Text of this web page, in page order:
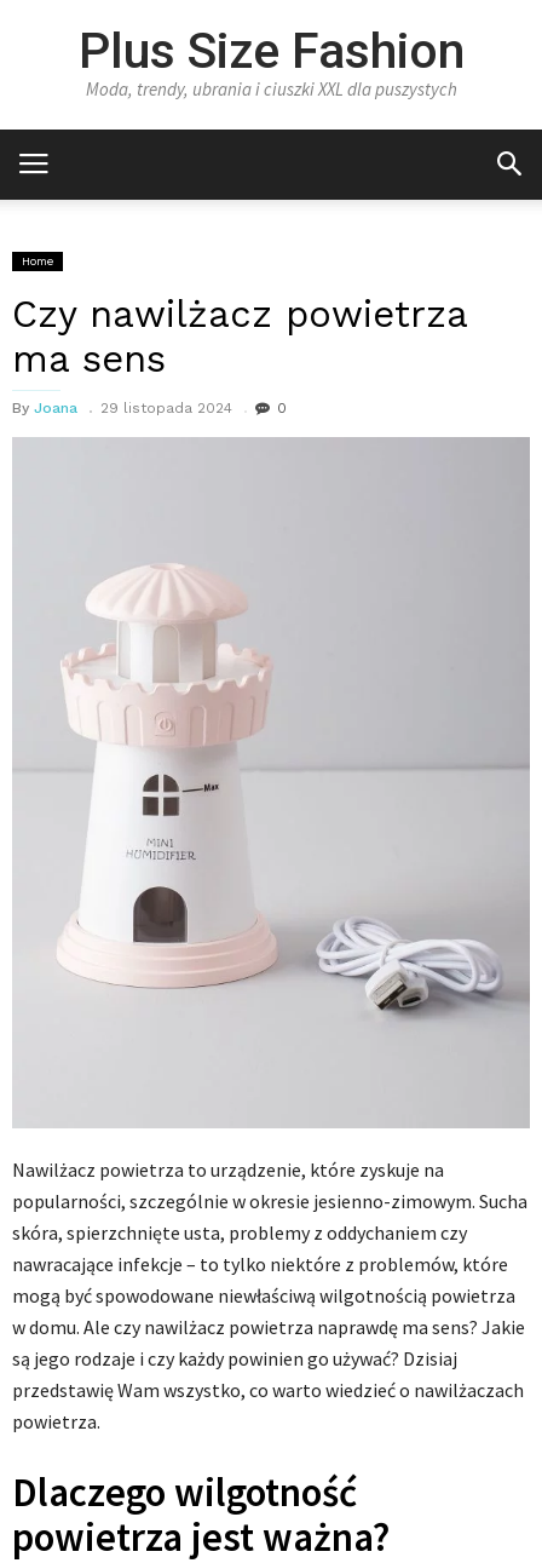
Plus Size Fashion
Moda, trendy, ubrania i ciuszki XXL dla puszystych
Home
Czy nawilżacz powietrza
ma sens
By Joana 29 listopada 2024 0
Nawilżacz powietrza to urządzenie, które zyskuje na
popularności, szczególnie w okresie jesienno-zimowym. Sucha
skóra, spierzchnięte usta, problemy z oddychaniem czy
nawracające infekcje – to tylko niektóre z problemów, które
mogą być spowodowane niewłaściwą wilgotnością powietrza
w domu. Ale czy nawilżacz powietrza naprawdę ma sens? Jakie
są jego rodzaje i czy każdy powinien go używać? Dzisiaj
przedstawię Wam wszystko, co warto wiedzieć o nawilżaczach
powietrza.
Dlaczego wilgotność
powietrza jest ważna?